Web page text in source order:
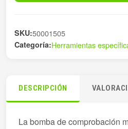
SKU:50001505
Categoría:Herramientas
DESCRIPCIÓN
La bomba de comprobación